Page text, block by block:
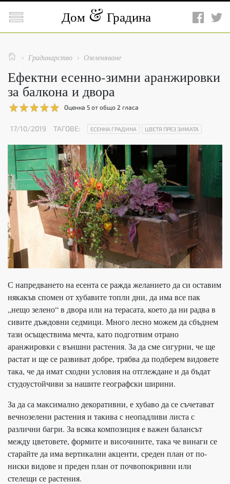
 Дом Градина
  Градинарство  Озеленяване
Ефектни есенно-зимни аранжировки
за балкона и двора
Оценка 5 от общо 2 гласа
17/10/2019 ТАГОВЕ: ЕСЕННА ГРАДИНА ЦВЕТЯ ПРЕЗ ЗИМАТА
С напредването на есента се ражда желанието да си оставим
някакъв спомен от хубавите топли дни, да има все пак
„нещо зелено“ в двора или на терасата, което да ни радва в
сивите дъждовни седмици. Много лесно можем да сбъднем
тази осъществима мечта, като подготвим отрано
аранжировки с външни растения. За да сме сигурни, че ще
растат и ще се развиват добре, трябва да подберем видовете
така, че да имат сходни условия на отглеждане и да бъдат
студоустойчиви за нашите географски ширини.
За да са максимално декоративни, е хубаво да се съчетават
вечнозелени растения и такива с неопадливи листа с
различни багри. За всяка композиция е важен балансът
между цветовете, формите и височините, така че винаги се
старайте да има вертикални акценти, среден план от по-
ниски видове и преден план от почвопокривни или
стелещи се растения.